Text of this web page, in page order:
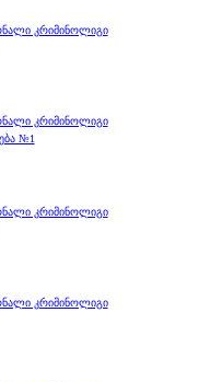
კრიმინოლიგი
კრიმინოლიგი
№1
კრიმინოლიგი
კრიმინოლიგი